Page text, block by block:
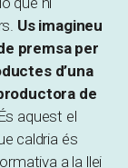
Us imagineu
premsa per
d’una
de
aquest el
caldria és
a la llei